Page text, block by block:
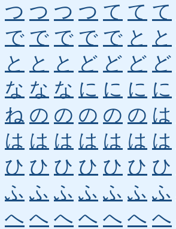
つ つ つ つ て て て
で で で で で と と
と と と ど ど ど ど
な な な に に に に
ね の の の の の は
は は は は は は は
ひ ひ ひ ひ ひ ひ ひ
ふ ふ ふ ふ ふ ふ ふ
へ へ へ へ へ へ へ